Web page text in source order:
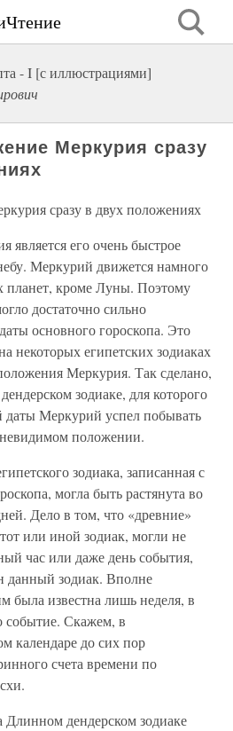
- I [с иллюстрациями]
Меркурия сразу
сразу в двух положениях
является его очень быстрое
Меркурий движется намного
планет, кроме Луны. Поэтому
достаточно сильно
основного гороскопа. Это
некоторых египетских зодиаках
Меркурия. Так сделано,
зодиаке, для которого
даты Меркурий успел побывать
положении.
зодиака, записанная с
могла быть растянута во
Дело в том, что «древние»
или иной зодиак, могли не
час или даже день события,
данный зодиак. Вполне
была известна лишь неделя, в
событие. Скажем, в
календаре до сих пор
счета времени по
дендерском зодиаке